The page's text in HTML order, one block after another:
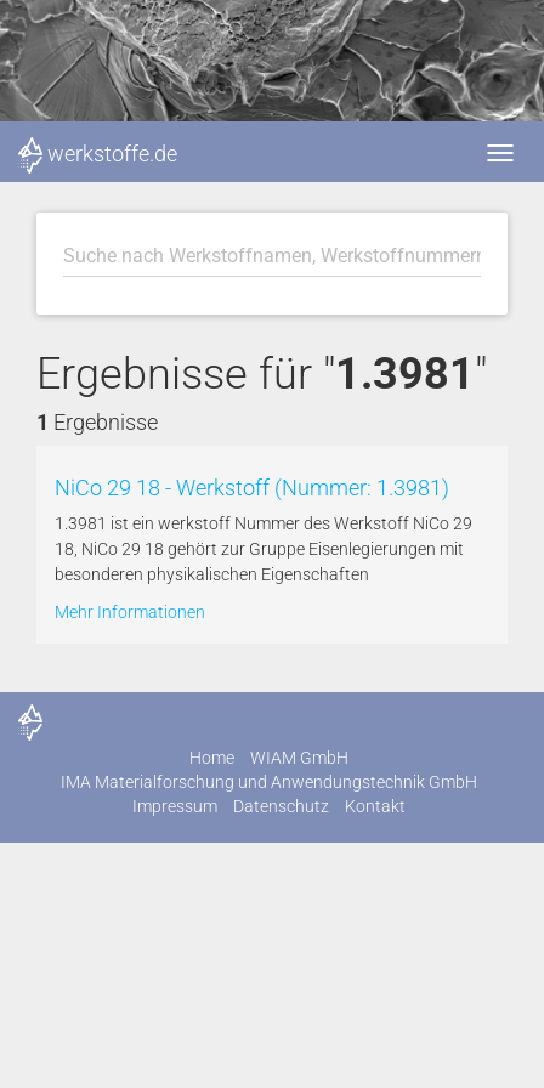
werkstoffe.de
Ergebnisse für "1.3981 "
1 Ergebnisse
NiCo 29 18 - Werkstoff (Nummer: 1.3981)
1.3981 ist ein werkstoff Nummer des Werkstoff NiCo 29
18, NiCo 29 18 gehört zur Gruppe Eisenlegierungen mit
besonderen physikalischen Eigenschaften
Mehr Informationen
Home
WIAM GmbH
IMA Materialforschung und Anwendungstechnik GmbH
Impressum
Datenschutz Kontakt